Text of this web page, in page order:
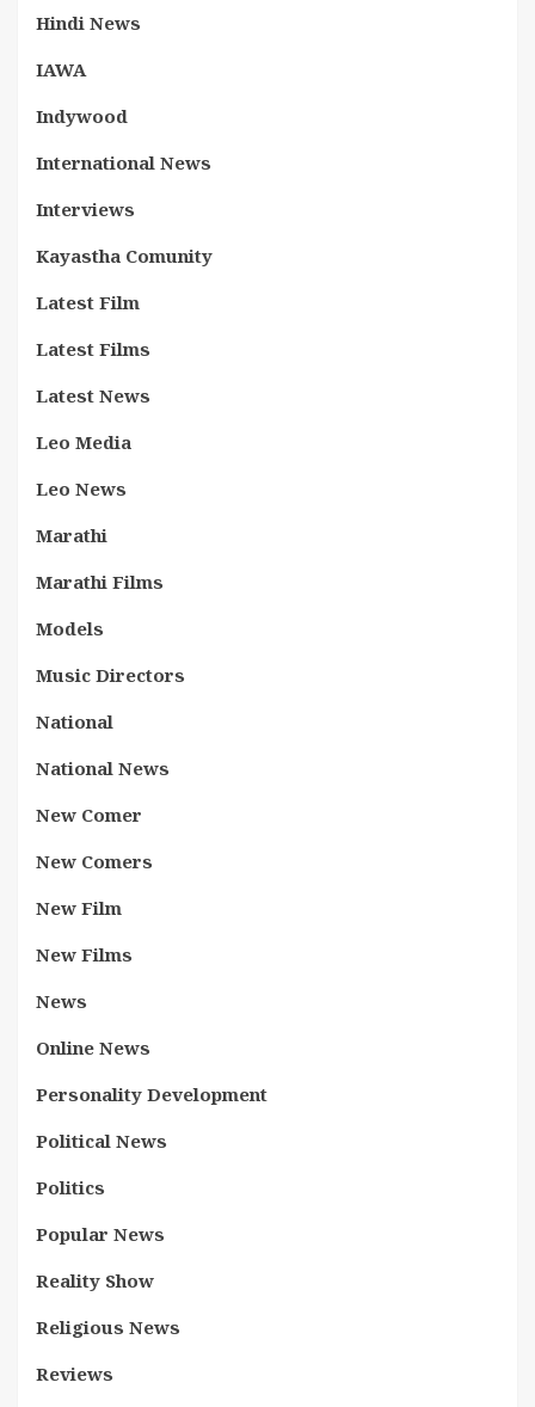
Hindi News
IAWA
Indywood
International News
Interviews
Kayastha Comunity
Latest Film
Latest Films
Latest News
Leo Media
Leo News
Marathi
Marathi Films
Models
Music Directors
National
National News
New Comer
New Comers
New Film
New Films
News
Online News
Personality Development
Political News
Politics
Popular News
Reality Show
Religious News
Reviews